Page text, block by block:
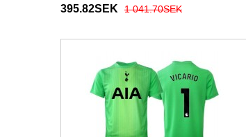
395.82SEK
1 041.70SEK